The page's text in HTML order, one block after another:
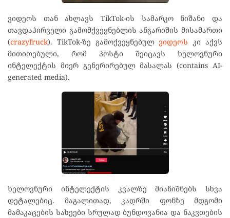
ვიდეოს თან ახლავს TikTok-ის სამარკო ნიშანი და
თავდაპირველი გამომქვეყნებლის ანგარიშის მისამართი
(crazyfruck). TikTok-ზე გამოქვეყნებულ ვიდეოს კი აქვს
მითითებული, რომ პოსტი შეიცავს ხელოვნური
ინტელექტის მიერ გენერირებულ მასალას (contains AI-
generated media).
ხელოვნური ინტელექტის კვალზე მიანიშნებს სხვა
დეტალებიც. მაგალითად, კადრში ფონზე მდგომი
მამაკაცების სახეები სრულად ბუნდოვანია და ნაკვთების